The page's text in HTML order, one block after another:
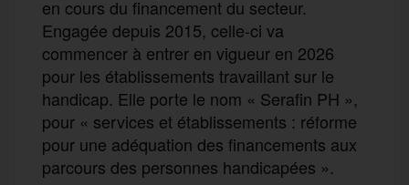
en cours du financement du secteur.
Engagée depuis 2015, celle-ci va
commencer à entrer en vigueur en 2026
pour les établissements travaillant sur le
handicap. Elle porte le nom « Serafin PH »,
pour « services et établissements : réforme
pour une adéquation des financements aux
parcours des personnes handicapées ».